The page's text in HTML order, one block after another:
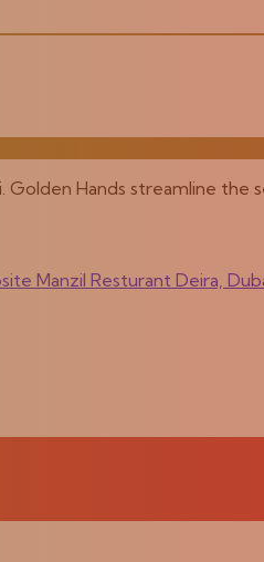
Hands streamline the
Manzil Resturant Deira,